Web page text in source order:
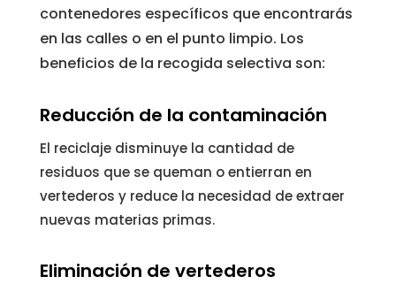
contenedores específicos que encontrarás
en las calles o en el punto limpio. Los
beneficios de la recogida selectiva son:
Reducción de la contaminación
El reciclaje disminuye la cantidad de
residuos que se queman o entierran en
vertederos y reduce la necesidad de extraer
nuevas materias primas.
Eliminación de vertederos